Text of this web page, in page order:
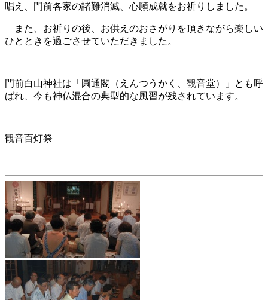
唱え、門前各家の諸難消滅、心願成就をお祈りしました。
また、お祈りの後、お供えのおさがりを頂きながら楽しい
ひとときを過ごさせていただきました。
門前白山神社は「圓通閣（えんつうかく、観音堂）」とも呼
ばれ、今も神仏混合の典型的な風習が残されています。
観音百灯祭